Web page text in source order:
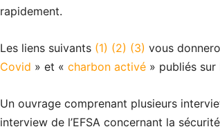
rapidement.
Les liens suivants (1) (2) (3) vous
Covid » et « charbon activé » publiés sur
Un ouvrage comprenant plusieurs
interview de l’EFSA concernant la